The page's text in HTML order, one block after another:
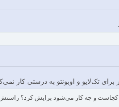
و اوبونتو به درستی کار
مشکل دارد، )اوبونتو ۹.۱۰ و تک‌لایو ۲۰۰۹) مشکل از کجاست و